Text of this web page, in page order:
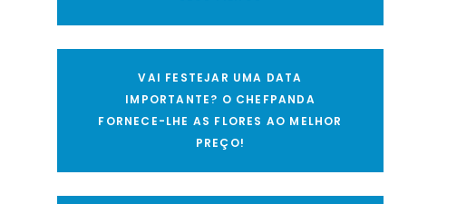
VAI FESTEJAR UMA DATA
IMPORTANTE? O CHEFPANDA
FORNECE-LHE AS FLORES AO MELHOR
PREÇO!